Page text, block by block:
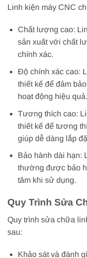
Linh kiện máy CNC
Chất lượng cao:
sản xuất với chất
chính xác.
Độ chính xác cao:
thiết kế để đảm
hoạt động hiệu quả.
Tương thích cao:
thiết kế để tương
giúp dễ dàng lắp
Bảo hành dài hạn:
thường được bảo
tâm khi sử dụng.
Quy Trình Sửa
Quy trình sửa chữa
sau:
Khảo sát và đánh